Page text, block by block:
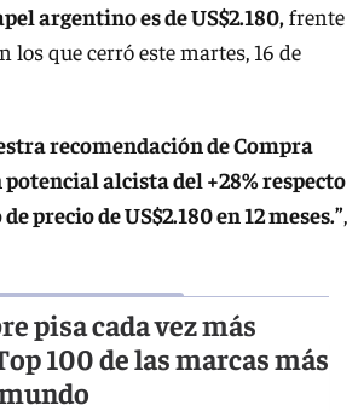
argentino es de US$2.180,frente
los que cerró este martes, 16 de
recomendación de Compra
alcista del +28% respecto
precio de US$2.180 en 12 meses.”,
pisa cada vez más
100 de las marcas más